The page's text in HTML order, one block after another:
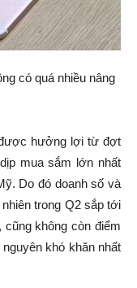
có quá nhiều nâng
hưởng lợi từ đợt
mua sắm lớn nhất
Do đó doanh số và
trong Q2 sắp tới
không còn điểm
khó khăn nhất